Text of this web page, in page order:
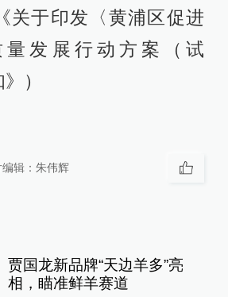
关于印发〈黄浦区促进
发展行动方案（试
）
辑： 朱伟辉
贾国龙新品牌“天边羊多”亮
相，瞄准鲜羊赛道